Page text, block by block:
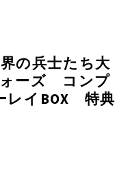
の兵士たち大
ォーズ コンプ
レイBOX 特典